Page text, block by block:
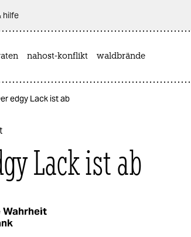
hilfe
nahost-konflikt waldbrände
edgy Lack ist ab
Lack ist ab
Wahrheit